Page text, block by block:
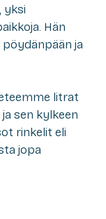
yksi
Hän
ja
litrat
sen kylkeen
rinkelit eli
jopa